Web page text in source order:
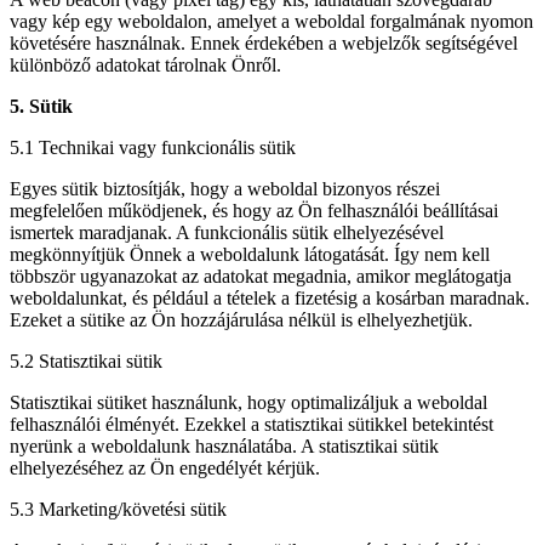
vagy kép egy weboldalon, amelyet a weboldal forgalmának nyomon
követésére használnak. Ennek érdekében a webjelzők segítségével
különböző adatokat tárolnak Önről.
5. Sütik
5.1 Technikai vagy funkcionális sütik
Egyes sütik biztosítják, hogy a weboldal bizonyos részei
megfelelően működjenek, és hogy az Ön felhasználói beállításai
ismertek maradjanak. A funkcionális sütik elhelyezésével
megkönnyítjük Önnek a weboldalunk látogatását. Így nem kell
többször ugyanazokat az adatokat megadnia, amikor meglátogatja
weboldalunkat, és például a tételek a fizetésig a kosárban maradnak.
Ezeket a sütike az Ön hozzájárulása nélkül is elhelyezhetjük.
5.2 Statisztikai sütik
Statisztikai sütiket használunk, hogy optimalizáljuk a weboldal
felhasználói élményét. Ezekkel a statisztikai sütikkel betekintést
nyerünk a weboldalunk használatába. A statisztikai sütik
elhelyezéséhez az Ön engedélyét kérjük.
5.3 Marketing/követési sütik